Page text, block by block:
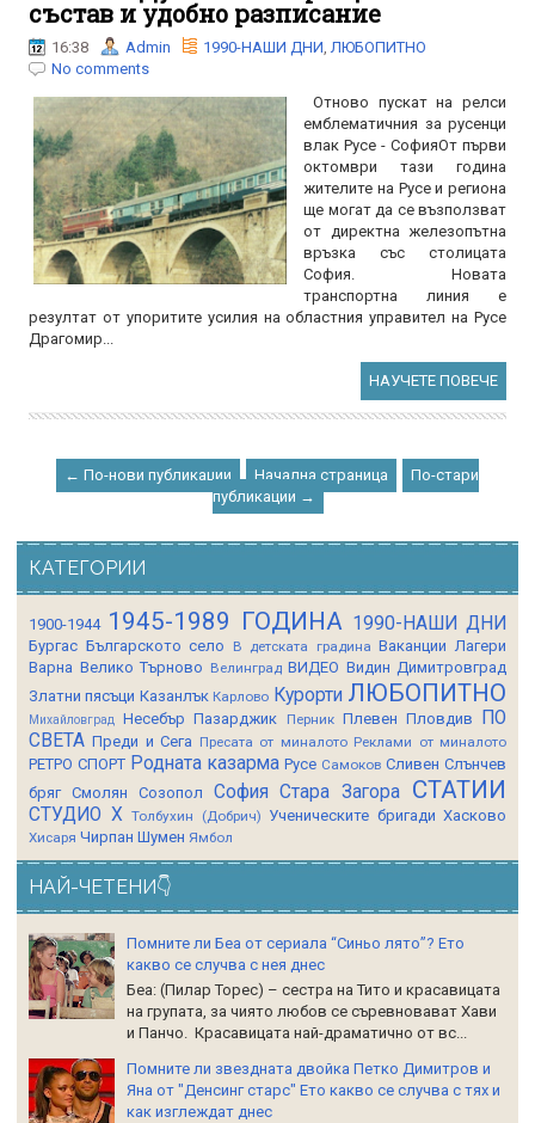
състав и удобно разписание
16:38 Admin 1990-НАШИ ДНИ,ЛЮБОПИТНО
No comments
Отново пускат на релси
емблематичния за русенци
влак Русе - СофияОт първи
октомври тази година
жителите на Русе и региона
ще могат да се възползват
от директна железопътна
връзка със столицата
София. Новата
транспортна линия е
резултат от упоритите усилия на областния управител на Русе
Драгомир...
НАУЧЕТЕ ПОВЕЧЕ
← По-нови публикации Начална страница
По-стари
публикации →
КАТЕГОРИИ
1900-1944 1945-1989 ГОДИНА 1990-НАШИ ДНИ
Бургас Българското село В детската градина Ваканции Лагери
Варна Велико Търново Велинград ВИДЕО Видин Димитровград
Златни пясъци Казанлък Карлово Курорти ЛЮБОПИТНО
Михайловград Несебър Пазарджик Перник Плевен Пловдив
ПО
СВЕТА Преди и Сега Пресата от миналото Реклами от миналото
РЕТРО СПОРТ Родната казарма Русе Самоков Сливен Слънчев
бряг Смолян Созопол София Стара Загора СТАТИИ
СТУДИО Х Толбухин (Добрич) Ученическите бригади Хасково
Хисаря Чирпан Шумен Ямбол
НАЙ-ЧЕТЕНИ👇
Помните ли Беа от сериала “Синьо лято”? Ето
какво се случва с нея днес
Беа: (Пилар Торес) – сестра на Тито и красавицата
на групата, за чиято любов се съревновават Хави
и Панчо. Красавицата най-драматично от вс...
Помните ли звездната двойка Петко Димитров и
Яна от "Денсинг старс" Ето какво се случва с тях и
как изглеждат днес